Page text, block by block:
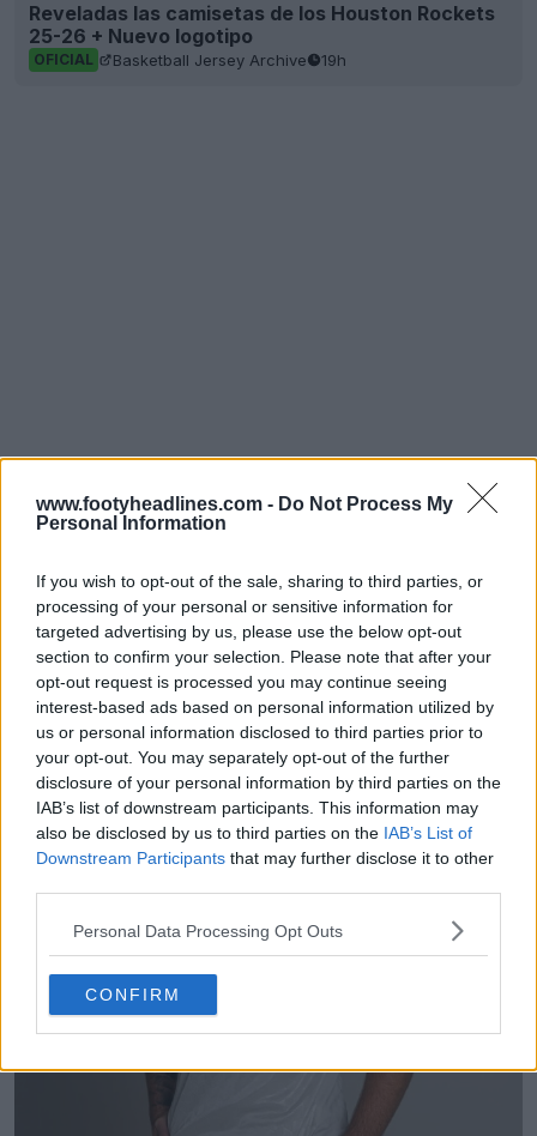
www.footyheadlines.com - Do Not Process My
Personal Information
If you wish to opt-out of the sale, sharing to third parties, or
processing of your personal or sensitive information for
targeted advertising by us, please use the below opt-out
section to confirm your selection. Please note that after your
opt-out request is processed you may continue seeing
interest-based ads based on personal information utilized by
us or personal information disclosed to third parties prior to
your opt-out. You may separately opt-out of the further
disclosure of your personal information by third parties on the
IAB’s list of downstream participants. This information may
also be disclosed by us to third parties on the IAB’s List of
Downstream Participants that may further disclose it to other
Personal Data Processing Opt Outs
CONFIRM
Reveladas las camisetas de los Houston Rockets
25-26 + Nuevo logotipo
OFICIAL Basketball Jersey Archive 19h